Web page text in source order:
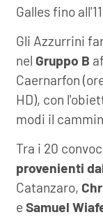
Galles fino
Gli Azzurrini
nel Gruppo B
Caernarfon
HD), con
modi il
Tra i 20
provenienti
Catanzaro,
e Samuel